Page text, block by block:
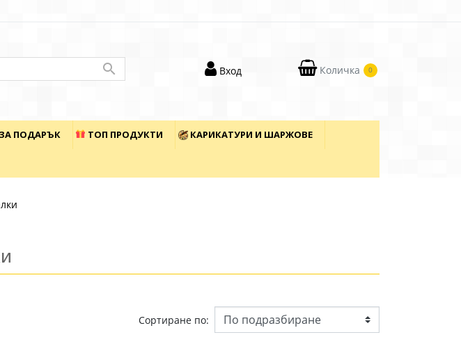
 Вход Количка 0
ПОДАРЪК ТОП ПРОДУКТИ КАРИКАТУРИ И ШАРЖОВЕ
Сортиране по: